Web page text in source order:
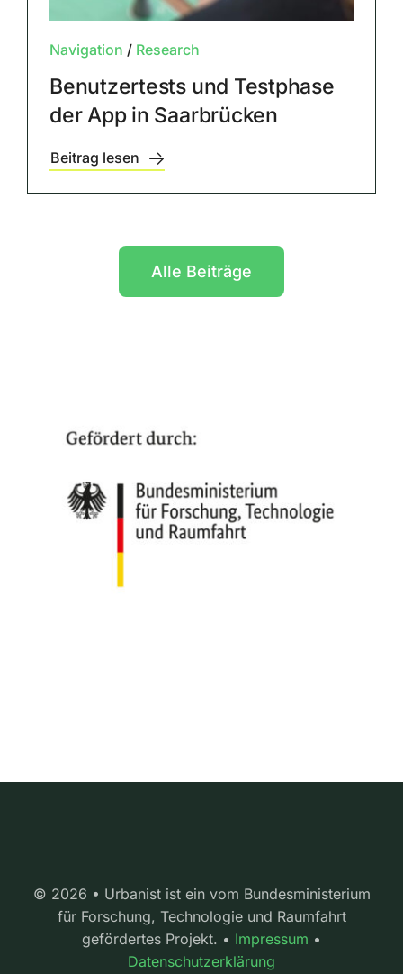
Navigation / Research
Benutzertests und Testphase
der App in Saarbrücken
Beitrag lesen
Alle Beiträge
© 2026 • Urbanist ist ein vom Bundesministerium
für Forschung, Technologie und Raumfahrt
gefördertes Projekt. • Impressum •
Datenschutzerklärung